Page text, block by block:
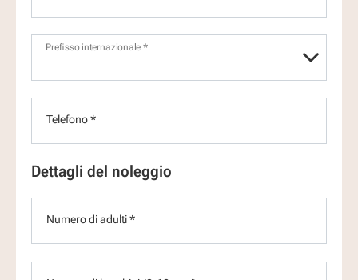
Prefisso internazionale *
Telefono *
Dettagli del noleggio
Numero di adulti *